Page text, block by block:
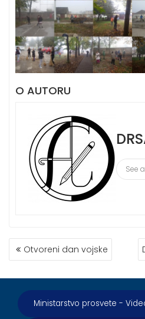
O AUTORU
See
КРЕТАЊЕ
ЧЛАНКА
Otvoreni dan vojske
Ministarstvo prosvete -